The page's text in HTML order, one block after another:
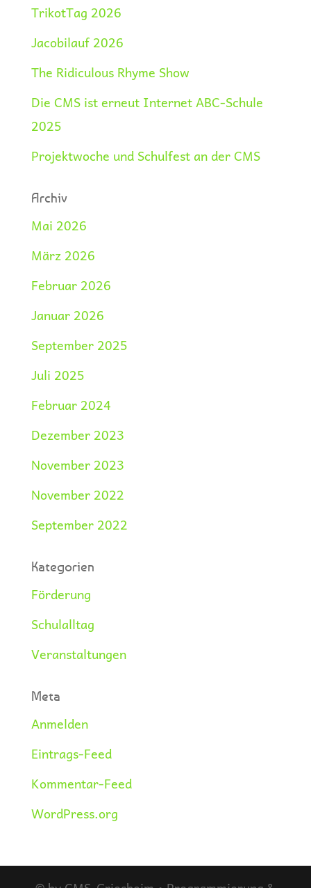
TrikotTag 2026
Jacobilauf 2026
The Ridiculous Rhyme Show
Die CMS ist erneut Internet ABC-Schule
2025
Projektwoche und Schulfest an der CMS
Archiv
Mai 2026
März 2026
Februar 2026
Januar 2026
September 2025
Juli 2025
Februar 2024
Dezember 2023
November 2023
November 2022
September 2022
Kategorien
Förderung
Schulalltag
Veranstaltungen
Meta
Anmelden
Eintrags-Feed
Kommentar-Feed
WordPress.org